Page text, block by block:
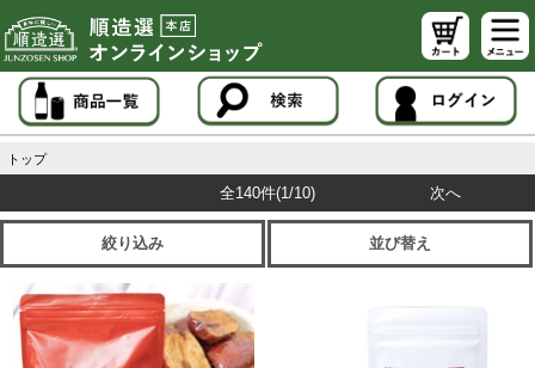
トップ
全140件(1/10) 次へ
絞り込み 並び替え